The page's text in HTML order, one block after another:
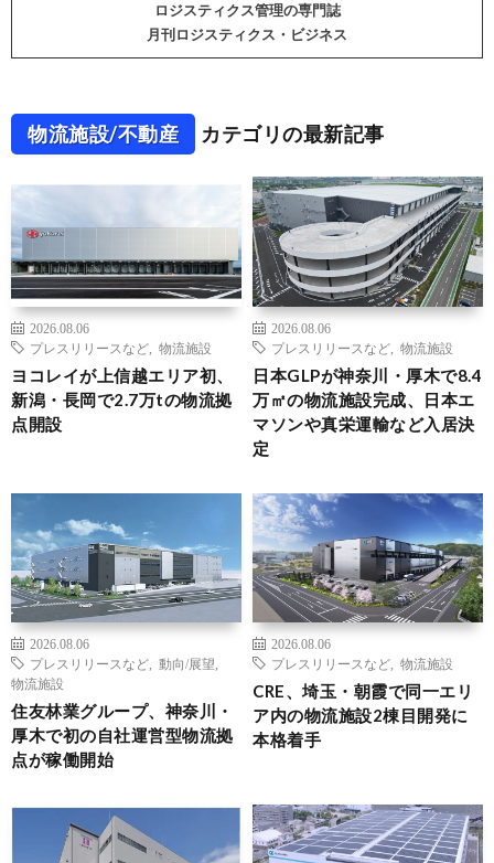
ロジスティクス管理の専門誌
月刊ロジスティクス・ビジネス
物流施設/不動産 カテゴリの最新記事
2026.08.06
プレスリリースなど
物流施設
ヨコレイが上信越エリア初、
新潟・長岡で2.7万tの物流拠
点開設
2026.08.06
プレスリリースなど
物流施設
日本GLPが神奈川・厚木で8.4
万㎡の物流施設完成、日本エ
マソンや真栄運輸など入居決
定
2026.08.06
プレスリリースなど
動向/展望
物流施設
住友林業グループ、神奈川・
厚木で初の自社運営型物流拠
点が稼働開始
2026.08.06
プレスリリースなど
物流施設
CRE、埼玉・朝霞で同一エリ
ア内の物流施設2棟目開発に
本格着手